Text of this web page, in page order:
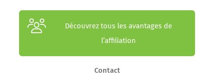
Découvrez tous les avantages de
l’affiliation
Contact